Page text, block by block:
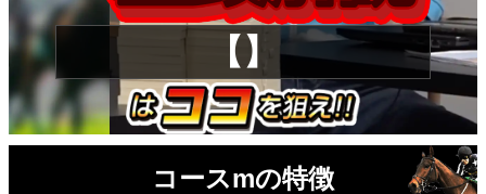
【】
コースmの特徴